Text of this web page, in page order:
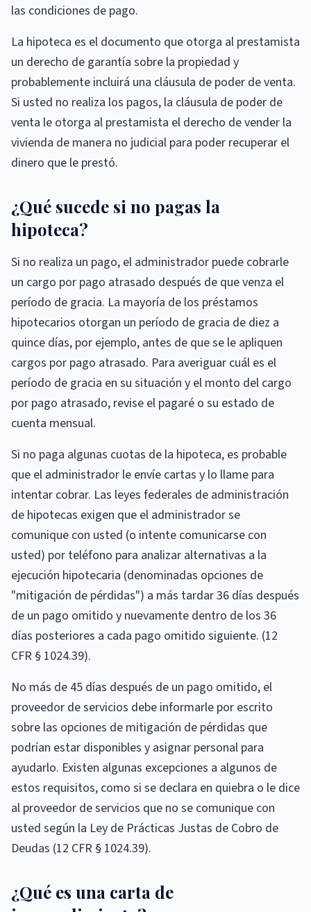
las condiciones de pago.
La hipoteca es el documento que otorga al prestamista
un derecho de garantía sobre la propiedad y
probablemente incluirá una cláusula de poder de venta.
Si usted no realiza los pagos, la cláusula de poder de
venta le otorga al prestamista el derecho de vender la
vivienda de manera no judicial para poder recuperar el
dinero que le prestó.
¿Qué sucede si no pagas la
hipoteca?
Si no realiza un pago, el administrador puede cobrarle
un cargo por pago atrasado después de que venza el
período de gracia. La mayoría de los préstamos
hipotecarios otorgan un período de gracia de diez a
quince días, por ejemplo, antes de que se le apliquen
cargos por pago atrasado. Para averiguar cuál es el
período de gracia en su situación y el monto del cargo
por pago atrasado, revise el pagaré o su estado de
cuenta mensual.
Si no paga algunas cuotas de la hipoteca, es probable
que el administrador le envíe cartas y lo llame para
intentar cobrar. Las leyes federales de administración
de hipotecas exigen que el administrador se
comunique con usted (o intente comunicarse con
usted) por teléfono para analizar alternativas a la
ejecución hipotecaria (denominadas opciones de
"mitigación de pérdidas") a más tardar 36 días después
de un pago omitido y nuevamente dentro de los 36
días posteriores a cada pago omitido siguiente. (12
CFR § 1024.39).
No más de 45 días después de un pago omitido, el
proveedor de servicios debe informarle por escrito
sobre las opciones de mitigación de pérdidas que
podrían estar disponibles y asignar personal para
ayudarlo. Existen algunas excepciones a algunos de
estos requisitos, como si se declara en quiebra o le dice
al proveedor de servicios que no se comunique con
usted según la Ley de Prácticas Justas de Cobro de
Deudas (12 CFR § 1024.39).
¿Qué es una carta de